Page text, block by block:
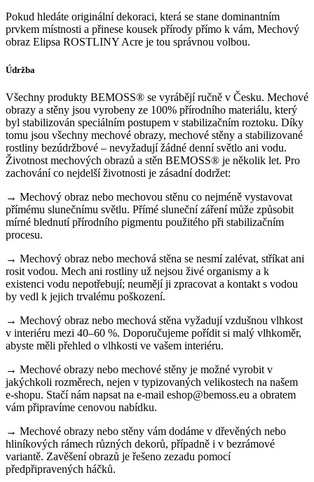
Pokud hledáte originální dekoraci, která se stane dominantním
prvkem místnosti a přinese kousek přírody přímo k vám, Mechový
obraz Elipsa ROSTLINY Acre je tou správnou volbou.
Údržba
Všechny produkty BEMOSS® se vyrábějí ručně v Česku. Mechové
obrazy a stěny jsou vyrobeny ze 100% přírodního materiálu, který
byl stabilizován speciálním postupem v stabilizačním roztoku. Díky
tomu jsou všechny mechové obrazy, mechové stěny a stabilizované
rostliny bezúdržbové – nevyžadují žádné denní světlo ani vodu.
Životnost mechových obrazů a stěn BEMOSS® je několik let. Pro
zachování co nejdelší životnosti je zásadní dodržet:
→ Mechový obraz nebo mechovou stěnu co nejméně vystavovat
přímému slunečnímu světlu. Přímé sluneční záření může způsobit
mírné blednutí přírodního pigmentu použitého při stabilizačním
procesu.
→ Mechový obraz nebo mechová stěna se nesmí zalévat, stříkat ani
rosit vodou. Mech ani rostliny už nejsou živé organismy a k
existenci vodu nepotřebují; neumějí ji zpracovat a kontakt s vodou
by vedl k jejich trvalému poškození.
→ Mechový obraz nebo mechová stěna vyžadují vzdušnou vlhkost
v interiéru mezi 40–60 %. Doporučujeme pořídit si malý vlhkoměr,
abyste měli přehled o vlhkosti ve vašem interiéru.
→ Mechové obrazy nebo mechové stěny je možné vyrobit v
jakýchkoli rozměrech, nejen v typizovaných velikostech na našem
e-shopu. Stačí nám napsat na e-mail eshop@bemoss.eu a obratem
vám připravíme cenovou nabídku.
→ Mechové obrazy nebo stěny vám dodáme v dřevěných nebo
hliníkových rámech různých dekorů, případně i v bezrámové
variantě. Zavěšení obrazů je řešeno zezadu pomocí
předpřipravených háčků.